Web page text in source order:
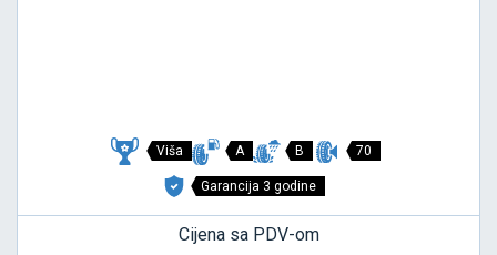
Viša A B 70
Garancija 3 godine
Cijena sa PDV-om